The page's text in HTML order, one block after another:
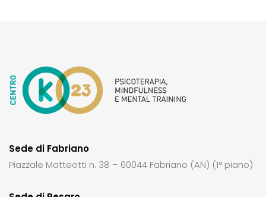
Sede di Fabriano
Piazzale Matteotti n. 38 – 60044 Fabriano (AN) (1° piano)